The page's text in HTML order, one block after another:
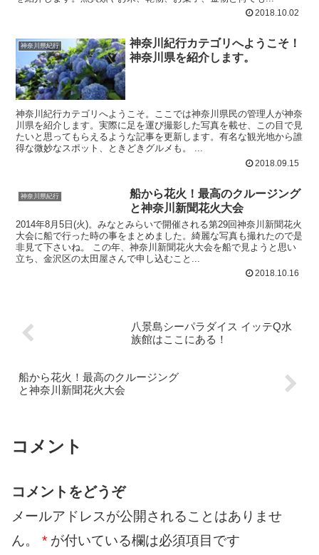
2018.10.02
神奈川県紀行
神奈川紀行カテゴリへようこそ！
神奈川県を紹介します。
神奈川紀行カテゴリへようこそ。ここでは神奈川県民の管理人が神奈
川県を紹介します。実際に足を運び撮影した写真を載せ、この目で見
たいと思ってもらえるような記事を更新します。有名な観光地から誰
得な微妙なスポット、ときどきグルメも。 ...
2018.09.15
神奈川県紀行
船から花火！最高のクルージング
と神奈川新聞花火大会
2014年8月5日(火)。みなとみらいで開催される第29回神奈川新聞花火
大会に船で行った時の事をまとめました。綺麗な写真も撮れたので是
非見て下さいね。 この年、神奈川新聞花火大会を船で見ようと思い
立ち、金沢区の太田屋さんで申し込むこと...
2018.10.16
八景島シーパラダイス イッテQ水
族館はここにある！
船から花火！最高のクルージング
と神奈川新聞花火大会
コメント
コメントをどうぞ
メールアドレスが公開されることはありませ
ん。
* が付いている欄は必須項目です